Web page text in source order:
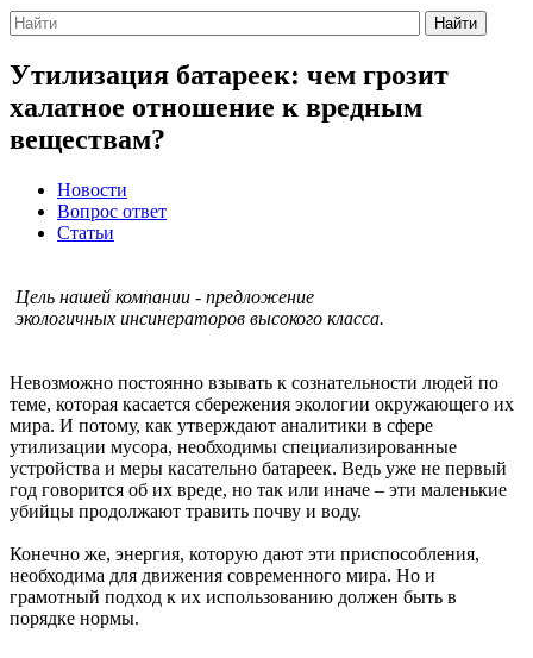
Найти
Утилизация батареек: чем грозит
халатное отношение к вредным
веществам?
Новости
Вопрос ответ
Статьи
Цель нашей компании - предложение
экологичных инсинераторов высокого класса.
Невозможно постоянно взывать к сознательности людей по
теме, которая касается сбережения экологии окружающего их
мира. И потому, как утверждают аналитики в сфере
утилизации мусора, необходимы специализированные
устройства и меры касательно батареек. Ведь уже не первый
год говорится об их вреде, но так или иначе – эти маленькие
убийцы продолжают травить почву и воду.
Конечно же, энергия, которую дают эти приспособления,
необходима для движения современного мира. Но и
грамотный подход к их использованию должен быть в
порядке нормы.